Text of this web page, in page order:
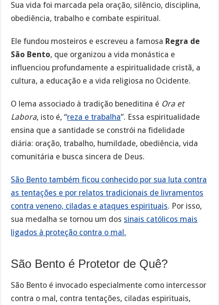
Sua vida foi marcada pela oração, silêncio, disciplina,
obediência, trabalho e combate espiritual.
Ele fundou mosteiros e escreveu a famosa Regra de
São Bento, que organizou a vida monástica e
influenciou profundamente a espiritualidade cristã, a
cultura, a educação e a vida religiosa no Ocidente.
O lema associado à tradição beneditina é Ora et
Labora, isto é, “reza e trabalha”. Essa espiritualidade
ensina que a santidade se constrói na fidelidade
diária: oração, trabalho, humildade, obediência, vida
comunitária e busca sincera de Deus.
São Bento também ficou conhecido por sua luta contra
as tentações e por relatos tradicionais de livramentos
contra veneno, ciladas e ataques espirituais. Por isso,
sua medalha se tornou um dos sinais católicos mais
ligados à proteção contra o mal.
São Bento é Protetor de Quê?
São Bento é invocado especialmente como intercessor
contra o mal, contra tentações, ciladas espirituais,